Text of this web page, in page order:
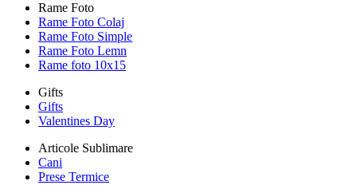
Rame Foto
Rame Foto Colaj
Rame Foto Simple
Rame Foto Lemn
Rame foto 10x15
Gifts
Gifts
Valentines Day
Articole Sublimare
Cani
Prese Termice